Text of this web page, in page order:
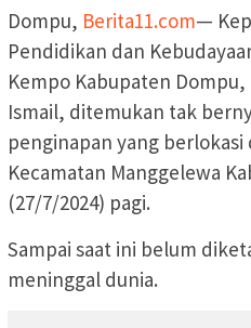
Dompu, Berita11.com—
Pendidikan dan
Kempo Kabupaten
Ismail, ditemukan tak
penginapan yang berlokasi
Kecamatan Manggelewa
(27/7/2024) pagi.
Sampai saat ini belum
meninggal dunia.